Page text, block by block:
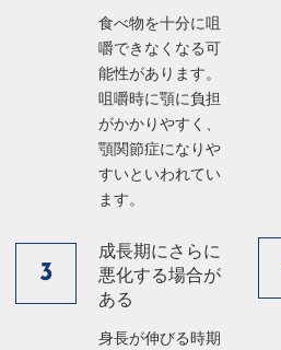
食べ物を十分に咀
嚼できなくなる可
能性があります。
咀嚼時に顎に負担
がかかりやすく、
顎関節症になりや
すいといわれてい
ます。
3
成長期にさらに
悪化する場合が
ある
身長が伸びる時期